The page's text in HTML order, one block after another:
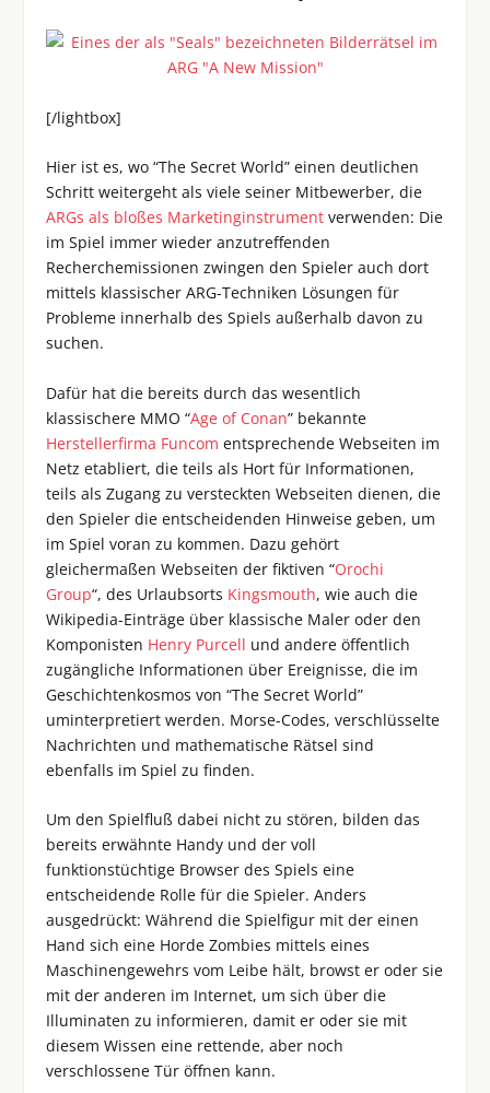
[/lightbox]
Hier ist es, wo “The Secret World” einen deutlichen
Schritt weitergeht als viele seiner Mitbewerber, die
ARGs als bloßes Marketinginstrument verwenden: Die
im Spiel immer wieder anzutreffenden
Recherchemissionen zwingen den Spieler auch dort
mittels klassischer ARG-Techniken Lösungen für
Probleme innerhalb des Spiels außerhalb davon zu
suchen.
Dafür hat die bereits durch das wesentlich
klassischere MMO “Age of Conan” bekannte
Herstellerfirma Funcom entsprechende Webseiten im
Netz etabliert, die teils als Hort für Informationen,
teils als Zugang zu versteckten Webseiten dienen, die
den Spieler die entscheidenden Hinweise geben, um
im Spiel voran zu kommen. Dazu gehört
gleichermaßen Webseiten der fiktiven “Orochi
Group“, des Urlaubsorts Kingsmouth, wie auch die
Wikipedia-Einträge über klassische Maler oder den
Komponisten Henry Purcell und andere öffentlich
zugängliche Informationen über Ereignisse, die im
Geschichtenkosmos von “The Secret World”
uminterpretiert werden. Morse-Codes, verschlüsselte
Nachrichten und mathematische Rätsel sind
ebenfalls im Spiel zu finden.
Um den Spielfluß dabei nicht zu stören, bilden das
bereits erwähnte Handy und der voll
funktionstüchtige Browser des Spiels eine
entscheidende Rolle für die Spieler. Anders
ausgedrückt: Während die Spielfigur mit der einen
Hand sich eine Horde Zombies mittels eines
Maschinengewehrs vom Leibe hält, browst er oder sie
mit der anderen im Internet, um sich über die
Illuminaten zu informieren, damit er oder sie mit
diesem Wissen eine rettende, aber noch
verschlossene Tür öffnen kann.